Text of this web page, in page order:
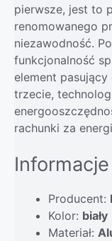
pierwsze, jest to
renomowanego
niezawodność.
funkcjonalność
element
trzecie,
rachunki za
Producent:
Kolor: biały
Materiał: